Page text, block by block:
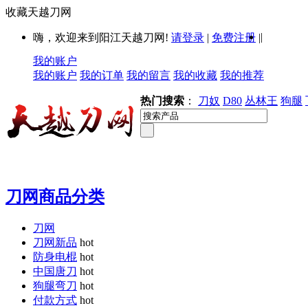
收藏天越刀网
嗨，欢迎来到阳江天越刀网! 请登录 | 免费注册 ||
我的账户
我的账户 我的订单 我的留言 我的收藏 我的推荐
热门搜索 ： 刀奴 D80 丛林王 狗腿
刀网商品分类
刀网
刀网新品 hot
防身电棍 hot
中国唐刀 hot
狗腿弯刀 hot
付款方式 hot